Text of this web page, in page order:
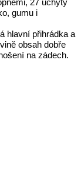
27 úchyty
gumu i
hlavní přihrádka a
obsah dobře
na zádech.